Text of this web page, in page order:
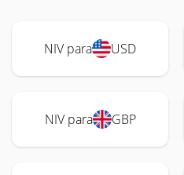
NIV para USD
NIV para GBP